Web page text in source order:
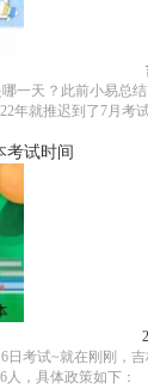
一天？此前小易总
年就推迟到了7月考试
考试时间
日考试~就在刚刚，
人，具体政策如下：